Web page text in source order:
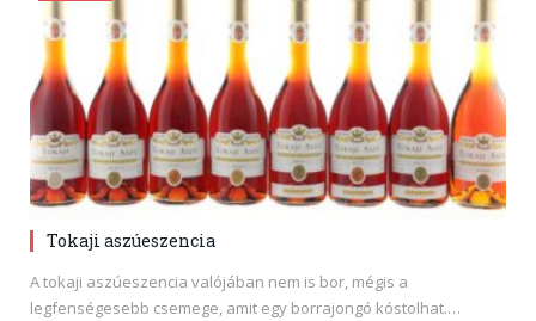
Tokaji aszúeszencia
A tokaji aszúeszencia valójában nem is bor, mégis a
legfenségesebb csemege, amit egy borrajongó kóstolhat.…